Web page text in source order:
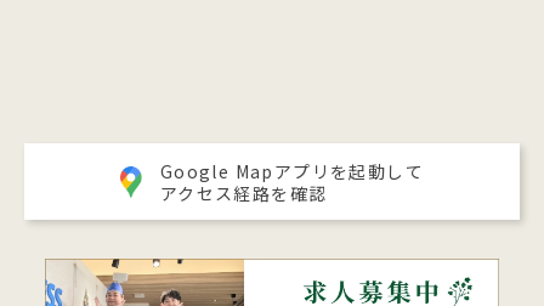
Google Mapアプリを起動して
アクセス経路を確認